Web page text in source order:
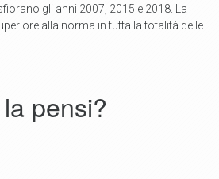
gli anni 2007, 2015 e 2018. La
alla norma in tutta la totalità delle
pensi?